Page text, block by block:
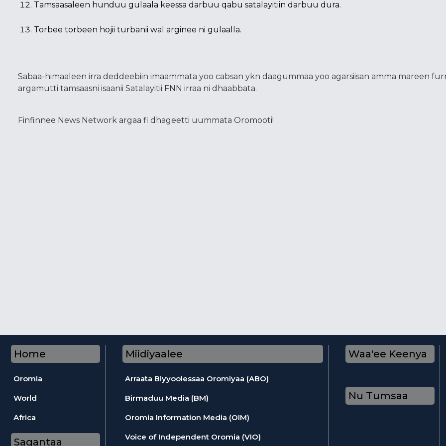
Tamsaasaleen hunduu gulaala keessa darbuu qabu satalayitiin darbuu dura.
Torbee torbeen hojii turbanii wal arginee ni gulaalla.
Sabaa-himaaleen irra deddeebiin imaammata yoo cabsan ykn daagummaa yoo agarsiisan amma mareen
argamutti tamsaasni isaanii Satalayitii FNN irraa ni dhaabbata.
Finfinnee News Network argaa fi dhageetti uummata Oromooti!
Home
Oromia
World
Africa
Sagantaa
Miidiyaalee
Arraata Biyyoolessaa Oromiyaa (ABO)
Birmaduu Media (BM)
Oromia Information Media (OIM)
Voice of Independent Oromia (VIO)
Waa'ee Keenya
Nu Tumsaa